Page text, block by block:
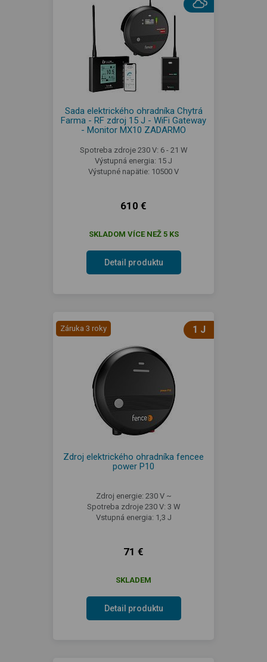
Sada elektrického ohradníka Chytrá
Farma - RF zdroj 15 J - WiFi Gateway
- Monitor MX10 ZADARMO
Spotreba zdroje 230 V: 6 - 21 W
Výstupná energia: 15 J
Výstupné napätie: 10500 V
610 €
SKLADOM VÍCE NEŽ 5 KS
Detail produktu
Záruka 3 roky 1 J
Zdroj elektrického ohradníka fencee
power P10
Zdroj energie: 230 V ~
Spotreba zdroje 230 V: 3 W
Vstupná energia: 1,3 J
71 €
SKLADEM
Detail produktu